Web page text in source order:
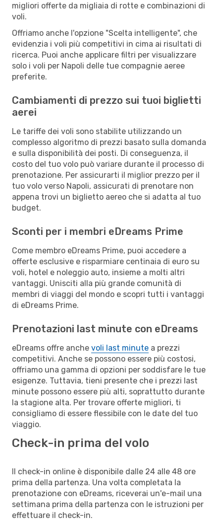
migliori offerte da migliaia di rotte e combinazioni di
voli.
Offriamo anche l'opzione "Scelta intelligente", che
evidenzia i voli più competitivi in cima ai risultati di
ricerca. Puoi anche applicare filtri per visualizzare
solo i voli per Napoli delle tue compagnie aeree
preferite.
Cambiamenti di prezzo sui tuoi biglietti
aerei
Le tariffe dei voli sono stabilite utilizzando un
complesso algoritmo di prezzi basato sulla domanda
e sulla disponibilità dei posti. Di conseguenza, il
costo del tuo volo può variare durante il processo di
prenotazione. Per assicurarti il miglior prezzo per il
tuo volo verso Napoli, assicurati di prenotare non
appena trovi un biglietto aereo che si adatta al tuo
budget.
Sconti per i membri eDreams Prime
Come membro eDreams Prime, puoi accedere a
offerte esclusive e risparmiare centinaia di euro su
voli, hotel e noleggio auto, insieme a molti altri
vantaggi. Unisciti alla più grande comunità di
membri di viaggi del mondo e scopri tutti i vantaggi
di eDreams Prime.
Prenotazioni last minute con eDreams
eDreams offre anche voli last minute a prezzi
competitivi. Anche se possono essere più costosi,
offriamo una gamma di opzioni per soddisfare le tue
esigenze. Tuttavia, tieni presente che i prezzi last
minute possono essere più alti, soprattutto durante
la stagione alta. Per trovare offerte migliori, ti
consigliamo di essere flessibile con le date del tuo
viaggio.
Check-in prima del volo
Il check-in online è disponibile dalle 24 alle 48 ore
prima della partenza. Una volta completata la
prenotazione con eDreams, riceverai un'e-mail una
settimana prima della partenza con le istruzioni per
effettuare il check-in.